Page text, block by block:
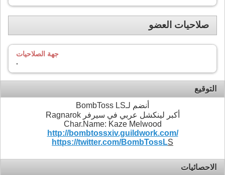
صلاحيات العضو
جهة الصلاحيات
.
التوقيع
أنضم لـBombToss LS
أكبر لينكشل عربي في سيرفر Ragnarok
Char.Name: Kaze Melwood
http://bombtossxiv.guildwork.com/
https://twitter.com/BombTossLS
الاحصائيات